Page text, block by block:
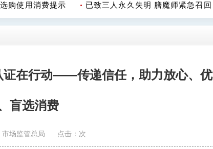
使用消费提示 已致三人永久失明 膳魔师紧急召回
证在行动——传递信任，助力放心、优
盲选消费
市场监管总局 点击： 次